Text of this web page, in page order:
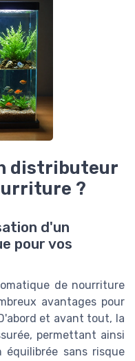
distributeur
?
d'un
pour vos
de nourriture
avantages pour
et avant tout, la
permettant ainsi
sans risque